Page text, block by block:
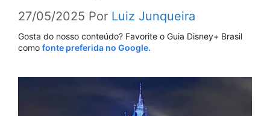
27/05/2025 Por Luiz Junqueira
Gosta do nosso conteúdo? Favorite o Guia Disney+ Brasil
como fonte preferida no Google.